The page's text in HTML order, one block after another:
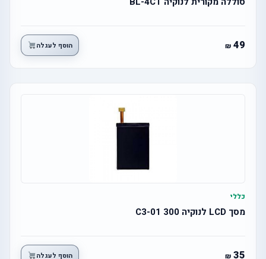
49 הוסף לעגלה
כללי
מסך LCD לנוקיה 300 C3-01
35 הוסף לעגלה